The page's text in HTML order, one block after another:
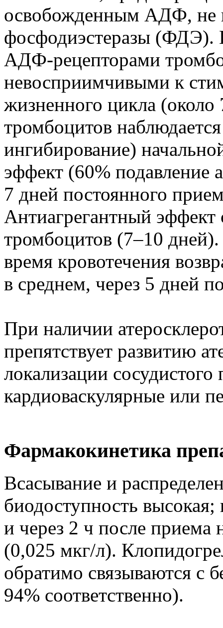
освобожденным АДФ, не
фосфодиэстеразы (ФДЭ).
АДФ-рецепторами
невосприимчивыми к
жизненного цикла
тромбоцитов
ингибирование)
эффект (60% подавление
7 дней постоянного
Антиагрегантный эффект
тромбоцитов (7–10
время кровотечения
в среднем, через 5 дней
При наличии
препятствует развитию
локализации
кардиоваскулярные или
Фармакокинетика
Всасывание и
биодоступность высокая;
и через 2 ч после приема
(0,025 мкг/л).
обратимо связываются с
94% соответственно).